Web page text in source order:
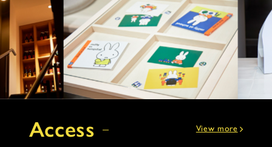
Access View more